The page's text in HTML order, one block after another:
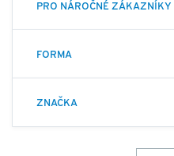
PRO NÁROČNÉ ZÁKAZNÍKY
FORMA
ZNAČKA